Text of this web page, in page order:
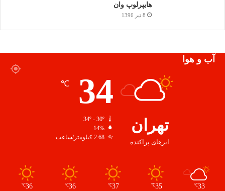
هایپرلوپ وان
8 تیر 1396
آب و هوا
تهران
ابرهای پراکنده
34
℃
14%
2.68 کیلومتر/ساعت
33
℃
35
℃
37
℃
36
℃
36
℃